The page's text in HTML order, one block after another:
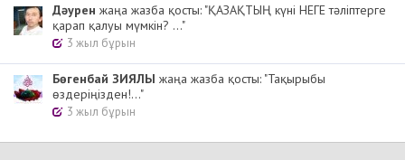
Дәурен жаңа жазба қосты: "ҚАЗАҚТЫҢ күні НЕГЕ тәліптерге
қарап қалуы мүмкін? ..."
3 жыл бұрын
Бөгенбай ЗИЯЛЫ жаңа жазба қосты: "Тақырыбы
өздеріңізден!..."
3 жыл бұрын